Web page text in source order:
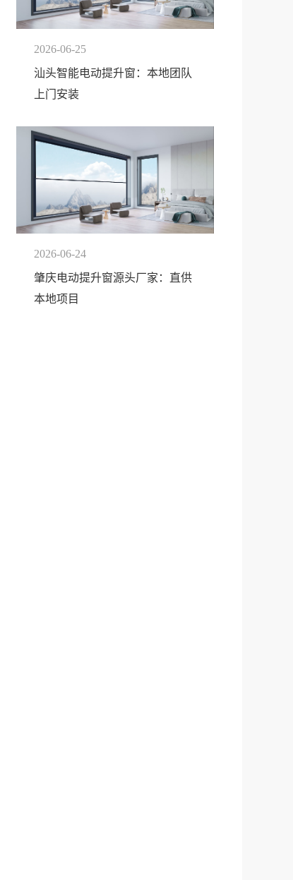
2026-06-25
汕头智能电动提升窗：本地团队
上门安装
2026-06-24
肇庆电动提升窗源头厂家：直供
本地项目